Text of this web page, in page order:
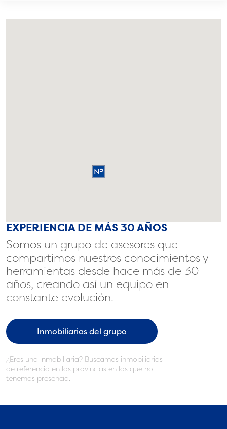
EXPERIENCIA DE MÁS 30 AÑOS
Somos un grupo de asesores que
compartimos nuestros conocimientos y
herramientas desde hace más de 30
años, creando así un equipo en
constante evolución.
Inmobiliarias del grupo
¿Eres una inmobiliaria? Buscamos inmobiliarias
de referencia en las provincias en las que no
tenemos presencia.